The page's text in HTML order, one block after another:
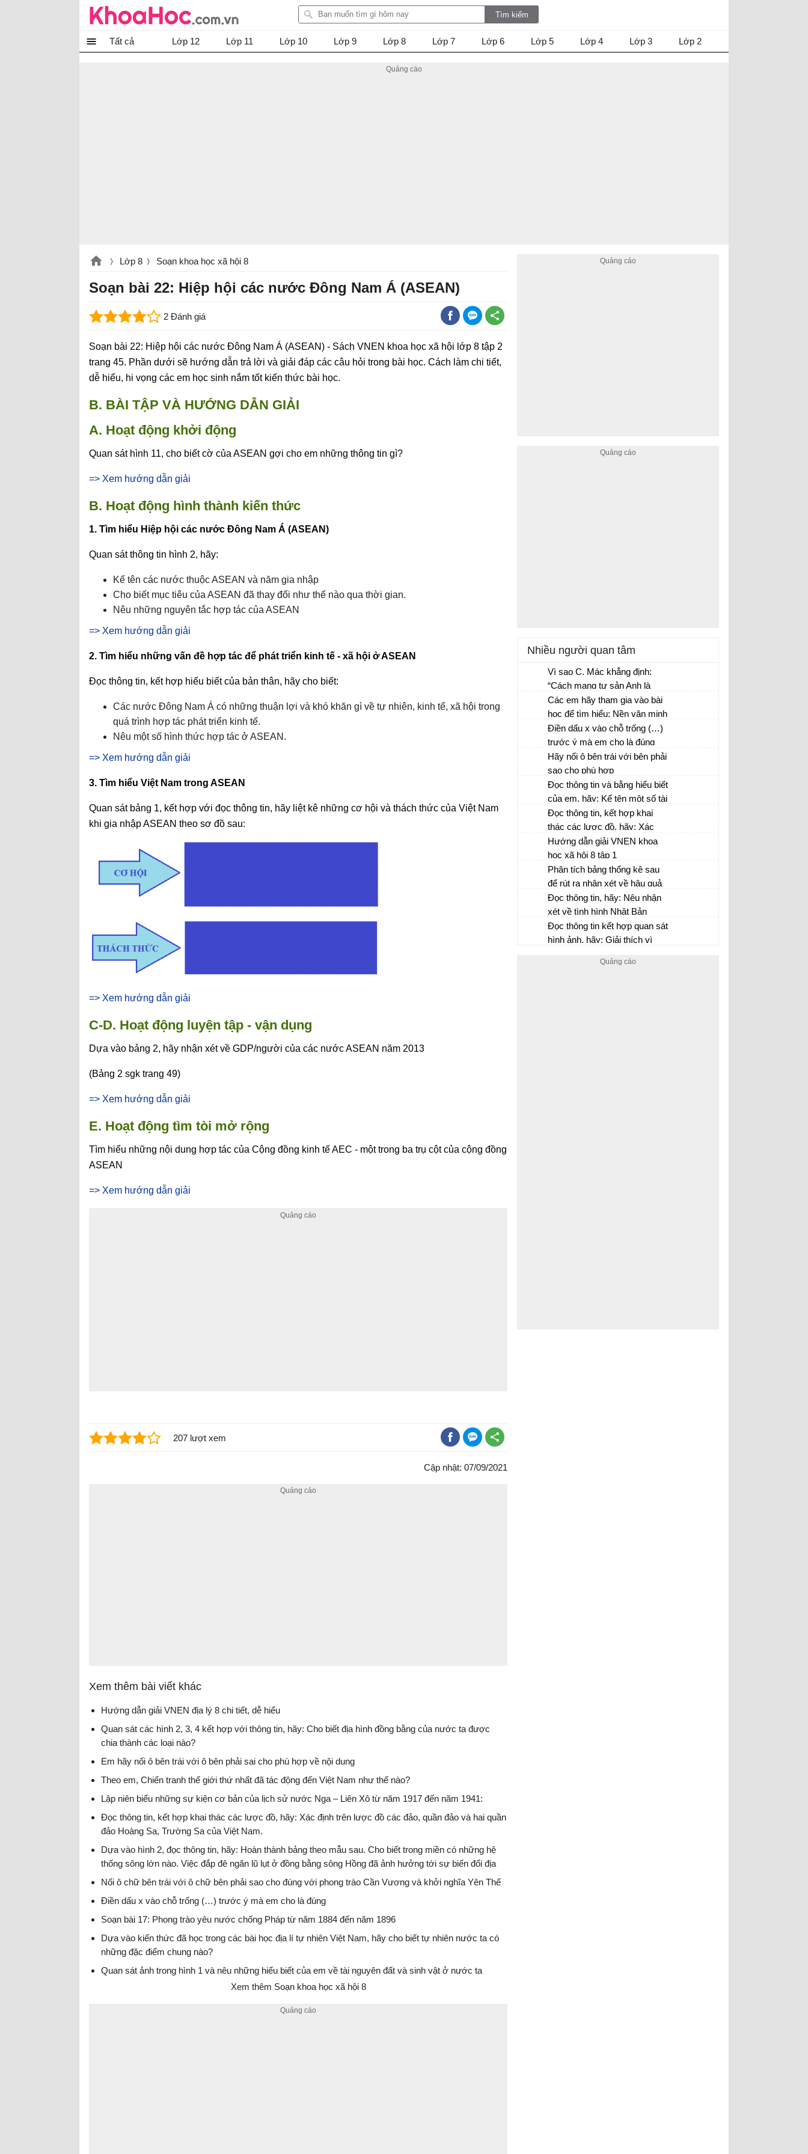
Tất cả Lớp 12 Lớp 11 Lớp 10 Lớp 9 Lớp 8 Lớp 7 Lớp 6 Lớp 5 Lớp 4 Lớp 3 Lớp 2
Lớp 8 Soạn khoa học xã hội 8
Soạn bài 22: Hiệp hội các nước Đông Nam Á (ASEAN)
2 Đánh giá
Soạn bài 22: Hiệp hội các nước Đông Nam Á (ASEAN) - Sách VNEN khoa học xã hội lớp 8 tập 2
trang 45. Phần dưới sẽ hướng dẫn trả lời và giải đáp các câu hỏi trong bài học. Cách làm chi tiết,
dễ hiểu, hi vọng các em học sinh nắm tốt kiến thức bài học.
B. BÀI TẬP VÀ HƯỚNG DẪN GIẢI
A. Hoạt động khởi động
Quan sát hình 11, cho biết cờ của ASEAN gợi cho em những thông tin gì?
=> Xem hướng dẫn giải
B. Hoạt động hình thành kiến thức
1. Tìm hiểu Hiệp hội các nước Đông Nam Á (ASEAN)
Quan sát thông tin hình 2, hãy:
Kể tên các nước thuộc ASEAN và năm gia nhập
Cho biết mục tiêu của ASEAN đã thay đổi như thế nào qua thời gian.
Nêu những nguyên tắc hợp tác của ASEAN
=> Xem hướng dẫn giải
2. Tìm hiểu những vấn đề hợp tác để phát triển kinh tế - xã hội ở ASEAN
Đọc thông tin, kết hợp hiểu biết của bản thân, hãy cho biết:
Các nước Đông Nam Á có những thuận lợi và khó khăn gì về tự nhiên, kinh tế, xã hội trong
quá trình hợp tác phát triển kinh tế.
Nêu một số hình thức hợp tác ở ASEAN.
=> Xem hướng dẫn giải
3. Tìm hiểu Việt Nam trong ASEAN
Quan sát bảng 1, kết hợp với đọc thông tin, hãy liệt kê những cơ hội và thách thức của Việt Nam
khi gia nhập ASEAN theo sơ đồ sau:
=> Xem hướng dẫn giải
C-D. Hoạt động luyện tập - vận dụng
Dựa vào bảng 2, hãy nhận xét về GDP/người của các nước ASEAN năm 2013
(Bảng 2 sgk trang 49)
=> Xem hướng dẫn giải
E. Hoạt động tìm tòi mở rộng
Tìm hiểu những nội dung hợp tác của Cộng đồng kinh tế AEC - một trong ba trụ cột của cộng đồng
ASEAN
=> Xem hướng dẫn giải
207 lượt xem
Cập nhật: 07/09/2021
Xem thêm bài viết khác
Hướng dẫn giải VNEN địa lý 8 chi tiết, dễ hiểu
Quan sát các hình 2, 3, 4 kết hợp với thông tin, hãy: Cho biết địa hình đồng bằng của nước ta được
chia thành các loại nào?
Em hãy nối ô bên trái với ô bên phải sai cho phù hợp về nội dung
Theo em, Chiến tranh thế giới thứ nhất đã tác động đến Việt Nam như thế nào?
Lập niên biểu những sự kiện cơ bản của lịch sử nước Nga – Liên Xô từ năm 1917 đến năm 1941:
Đọc thông tin, kết hợp khai thác các lược đồ, hãy: Xác định trên lược đồ các đảo, quần đảo và hai quần
đảo Hoàng Sa, Trường Sa của Việt Nam.
Dựa vào hình 2, đọc thông tin, hãy: Hoàn thành bảng theo mẫu sau. Cho biết trong miền có những hệ
thống sông lớn nào. Việc đắp đê ngăn lũ lụt ở đồng bằng sông Hồng đã ảnh hưởng tới sự biến đổi địa
hình ở đây như thế nào?
Nối ô chữ bên trái với ô chữ bên phải sao cho đúng với phong trào Cần Vương và khởi nghĩa Yên Thế
Điền dấu x vào chỗ trống (…) trước ý mà em cho là đúng
Soạn bài 17: Phong trào yêu nước chống Pháp từ năm 1884 đến năm 1896
Dựa vào kiến thức đã học trong các bài học địa lí tự nhiên Việt Nam, hãy cho biết tự nhiên nước ta có
những đặc điểm chung nào?
Quan sát ảnh trong hình 1 và nêu những hiểu biết của em về tài nguyên đất và sinh vật ở nước ta
Xem thêm Soạn khoa học xã hội 8
Nhiều người quan tâm
Vì sao C. Mác khẳng định:
“Cách mạng tư sản Anh là
thắng lợi của chế độ xã hội
mới đối với chế độ phong
kiến”
Các em hãy tham gia vào bài
học để tìm hiểu: Nền văn minh
nông nghiệp bắt đầu chuyển
sang nền văn minh công
nghiệp từ bao giờ? Vì sao lại
diễn ra trước tiên ở nước
Anh?
Điền dấu x vào chỗ trống (…)
trước ý mà em cho là đúng
Hãy nối ô bên trái với bên phải
sao cho phù hợp
Đọc thông tin và bằng hiểu biết
của em, hãy: Kể tên một số tài
nguyên của vùng biển nước
ta. Những tài nguyên này là
cơ sở để phát triển những
ngành kinh tế nào?
Đọc thông tin, kết hợp khai
thác các lược đồ, hãy: Xác
định trên lược đồ các đảo,
quần đảo và hai quần đảo
Hoàng Sa, Trường Sa của
Việt Nam.
Hướng dẫn giải VNEN khoa
học xã hội 8 tập 1
Phân tích bảng thống kê sau
để rút ra nhận xét về hậu quả
của chính sách thống trị của
Anh ở Ấn Độ
Đọc thông tin, hãy: Nêu nhận
xét về tình hình Nhật Bản
trong những năm 1918 – 1929.
Đọc thông tin kết hợp quan sát
hình ảnh, hãy: Giải thích vì
phục kinh tế, Liên Xô phải